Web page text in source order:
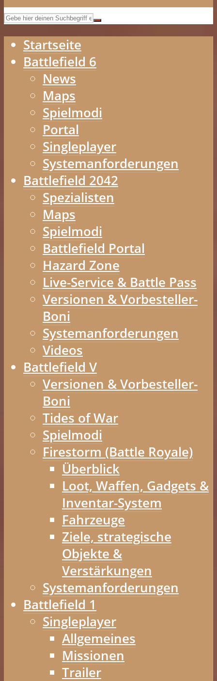
Startseite
Battlefield 6
News
Maps
Spielmodi
Portal
Singleplayer
Systemanforderungen
Battlefield 2042
Spezialisten
Maps
Spielmodi
Battlefield Portal
Hazard Zone
Live-Service & Battle Pass
Versionen & Vorbesteller-
Boni
Systemanforderungen
Videos
Battlefield V
Versionen & Vorbesteller-
Boni
Tides of War
Spielmodi
Firestorm (Battle Royale)
Überblick
Loot, Waffen, Gadgets &
Inventar-System
Fahrzeuge
Ziele, strategische
Objekte &
Verstärkungen
Systemanforderungen
Battlefield 1
Singleplayer
Allgemeines
Missionen
Trailer